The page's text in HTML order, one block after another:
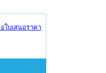
บเสนอราคา